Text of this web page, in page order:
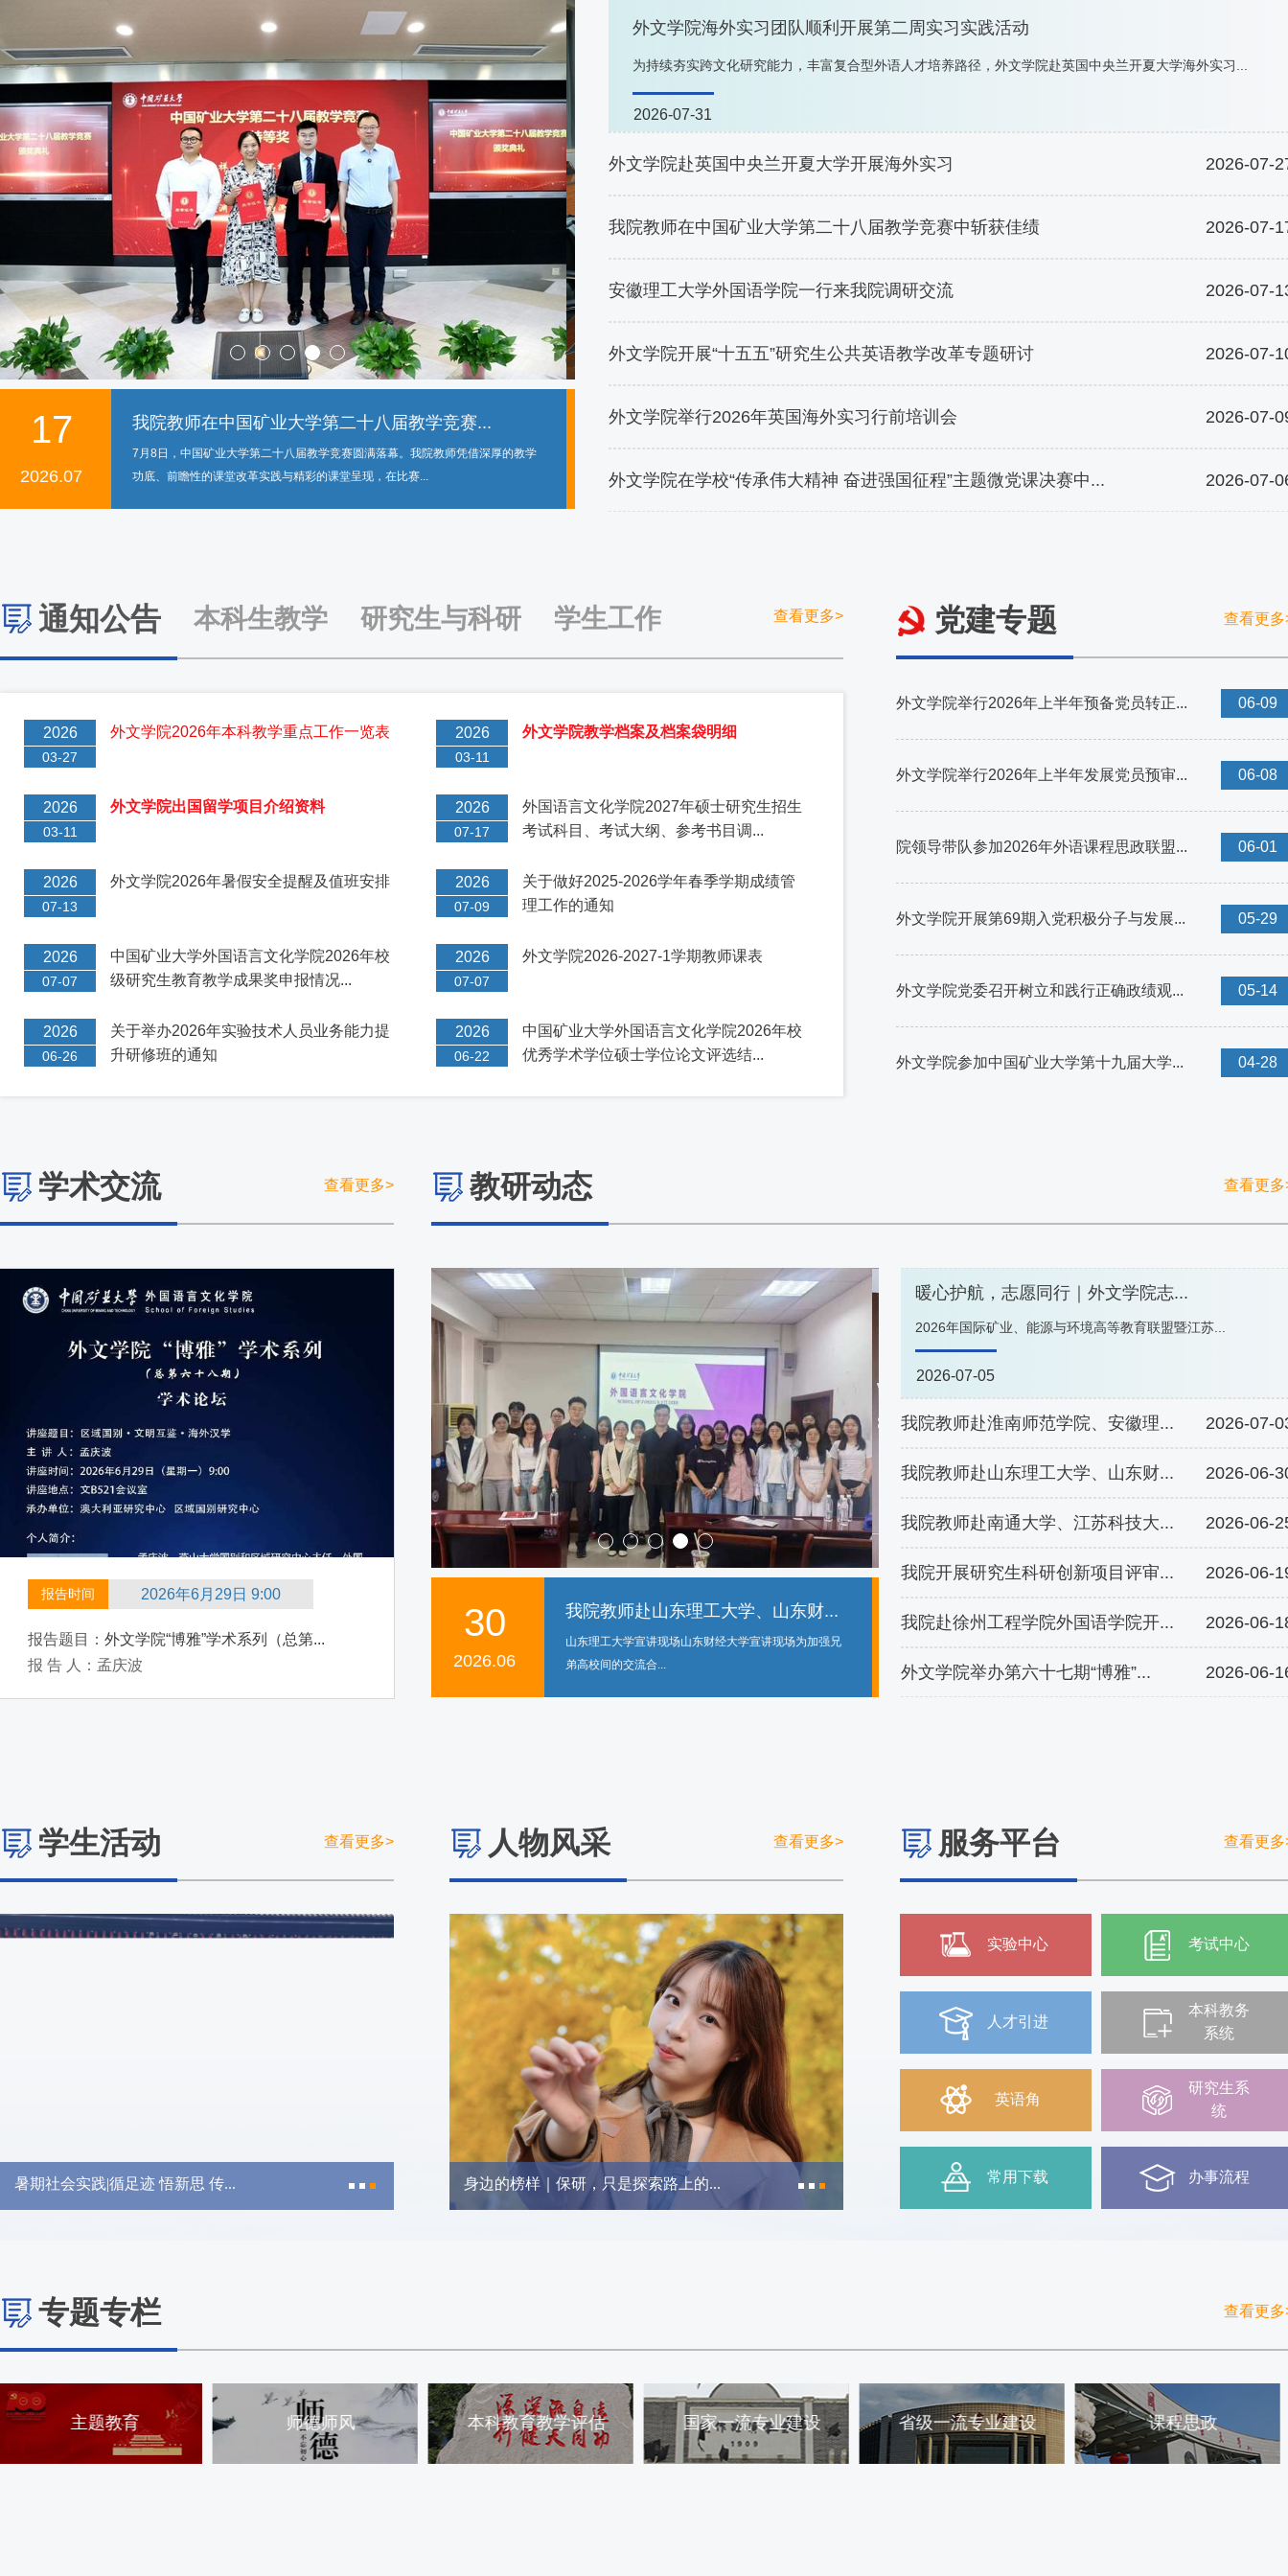
13
2026.07
安徽理工大学外国语学院一行来我院调研交流
7月10日下午，安徽理工大学外国语学院院长雷鹏飞、副院长周宁一行4人来我院
调研交流。院长祖大庆、副院长刘婷婷、翟石磊及相关系...
10
2026.07
外文学院开展“十五五”研究生公共英语教学...
7月8日，“十五五”中国矿业大学研究生全球胜任力教育暨公共英语教学改革主题研
讨会在外文学院五楼党建工作室顺利举行。活动由公...
31
2026.07
外文学院海外实习团队顺利开展第二周实习实践活动
为持续夯实跨文化研究能力，丰富复合型外语人才培养路径，外文学院赴英国中央兰开夏大学海外实习...
2026-07-31
外文学院赴英国中央兰开夏大学开展海外实习 2026-07-
我院教师在中国矿业大学第二十八届教学竞赛中斩获佳绩 2026-07-
安徽理工大学外国语学院一行来我院调研交流 2026-07-
外文学院开展“十五五”研究生公共英语教学改革专题研讨 2026-07-
外文学院举行2026年英国海外实习行前培训会 2026-07-
外文学院在学校“传承伟大精神 奋进强国征程”主题微党课决赛中... 2026-07-
通知公告 本科生教学 研究生与科研 学生工作 查看更多>
2026
03-27
外文学院2026年本科教学重点工作一览表 2026
03-11
外文学院教学档案及档案袋明细
2026
03-11
外文学院出国留学项目介绍资料 2026
07-17
外国语言文化学院2027年硕士研究生招生
考试科目、考试大纲、参考书目调...
2026
07-13
外文学院2026年暑假安全提醒及值班安排 2026
07-09
关于做好2025-2026学年春季学期成绩管
理工作的通知
2026
07-07
中国矿业大学外国语言文化学院2026年校
级研究生教育教学成果奖申报情况...
2026
07-07
外文学院2026-2027-1学期教师课表
2026
06-26
关于举办2026年实验技术人员业务能力提
升研修班的通知
2026
06-22
中国矿业大学外国语言文化学院2026年校
优秀学术学位硕士学位论文评选结...
党建专题 查看更多
外文学院举行2026年上半年预备党员转正... 06-09
外文学院举行2026年上半年发展党员预审... 06-08
院领导带队参加2026年外语课程思政联盟... 06-01
外文学院开展第69期入党积极分子与发展... 05-29
外文学院党委召开树立和践行正确政绩观... 05-14
外文学院参加中国矿业大学第十九届大学... 04-28
学术交流 查看更多>
报告时间 2026年6月29日 9:00
报告题目： 外文学院“博雅”学术系列（总第...
报 告 人：孟庆波
教研动态 查看更多
30
2026.06
我院教师赴山东理工大学、山东财...
山东理工大学宣讲现场山东财经大学宣讲现场为加强兄
弟高校间的交流合...
25
2026.06
我院教师赴南通大学、江苏科技大...
宣讲现场宣讲现场为进一步加强校际交流合作，提升我
院研究生培养的社会影响力，持续优...
19
2026.06
我院开展研究生科研创新项目评审
会于文科楼B508顺利举办。本次评...
暖心护航，志愿同行｜外文学院志...
2026年国际矿业、能源与环境高等教育联盟暨江苏...
2026-07-05
我院教师赴淮南师范学院、安徽理... 2026-07-
我院教师赴山东理工大学、山东财... 2026-06-
我院教师赴南通大学、江苏科技大... 2026-06-
我院开展研究生科研创新项目评审... 2026-06-
我院赴徐州工程学院外国语学院开... 2026-06-
外文学院举办第六十七期“博雅”... 2026-06-
学生活动 查看更多>
暑期社会实践|外文学院赴英国中...
人物风采 查看更多>
身边的榜样｜以自律为舟，载志向远...
服务平台 查看更多
实验中心 考试中心
人才引进
本科教务
系统
英语角
研究生系
统
常用下载 办事流程
专题专栏 查看更多
师德师风 本科教育教学评估 国家一流专业建设 省级一流专业建设 课程思政 巾帼建功